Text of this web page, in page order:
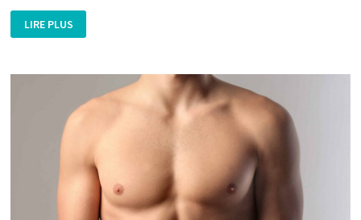
FACETTE
DENTAIRE
DENTITION
LIRE PLUS